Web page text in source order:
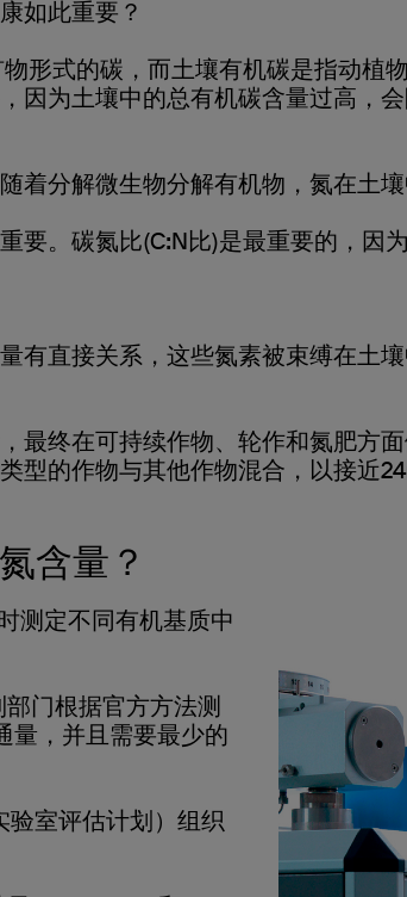
如此重要？
形式的碳，而土壤有机碳是指动植
因为土壤中的总有机碳含量过高，
着分解微生物分解有机物，氮在土壤
。碳氮比(C:N比)是最重要的，因
有直接关系，这些氮素被束缚在土
最终在可持续作物、轮作和氮肥方
的作物与其他作物混合，以接近
含量？
测定不同有机基质中
门根据官方方法测
量，并且需要最少的
验室评估计划）组织